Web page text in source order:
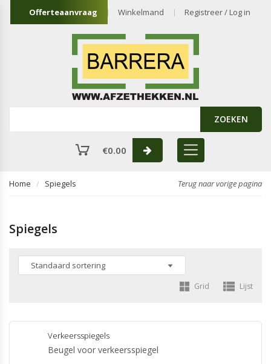
Offerteaanvraag Winkelmand Registreer / Log in
ZOEKEN
€0.00
Home Spiegels Terug naar vorige pagina
Spiegels
Grid Lijst
Verkeersspiegels
Beugel voor verkeersspiegel